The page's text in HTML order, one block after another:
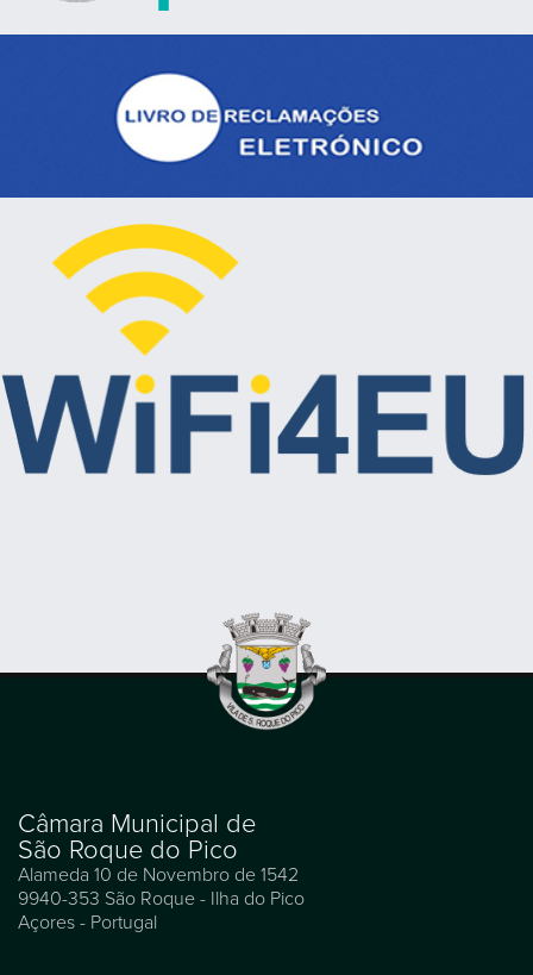
Câmara Municipal de
São Roque do Pico
Alameda 10 de Novembro de 1542
9940-353 São Roque - Ilha do Pico
Açores - Portugal